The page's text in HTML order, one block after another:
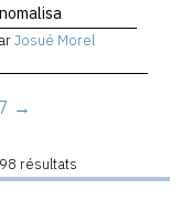
Josué Morel
→
98 résultats